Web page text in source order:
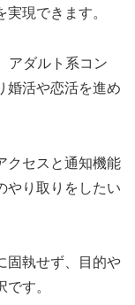
現できます。
アダルト系コン
婚活や恋活を進め
クセスと通知機能
やり取りをしたい
固執せず、目的や
す。